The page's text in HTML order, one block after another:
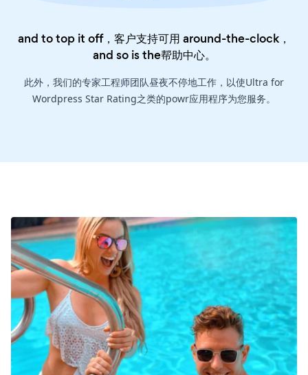
and to top it off，客户支持可用 around-the-clock，
and so is the帮助中心。
此外，我们的专家工程师团队昼夜不停地工作，以使Ultra for
Wordpress Star Rating之类的powr应用程序为您服务。